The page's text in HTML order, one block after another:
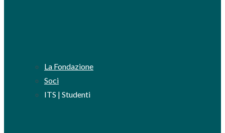
La Fondazione
Soci
ITS | Studenti